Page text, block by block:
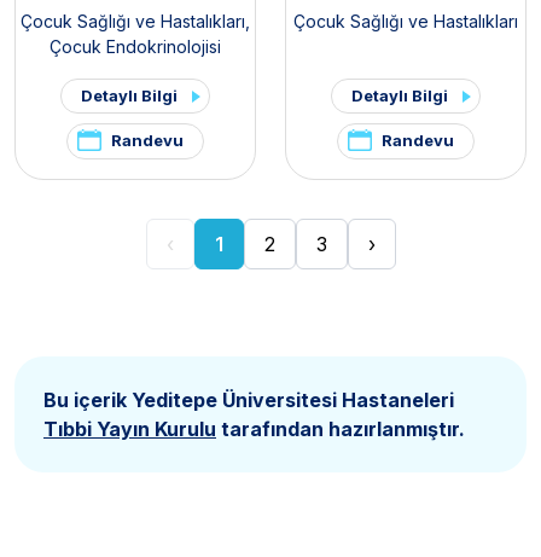
Çocuk Sağlığı ve Hastalıkları
Çocuk Endokrinolojisi
Detaylı Bilgi
Randevu
Çocuk Sağlığı ve Hastalıkları
Detaylı Bilgi
Randevu
‹ 1 2 3 ›
Bu içerik Yeditepe Üniversitesi Hastaneleri
Tıbbi Yayın Kurulu tarafından hazırlanmıştır.